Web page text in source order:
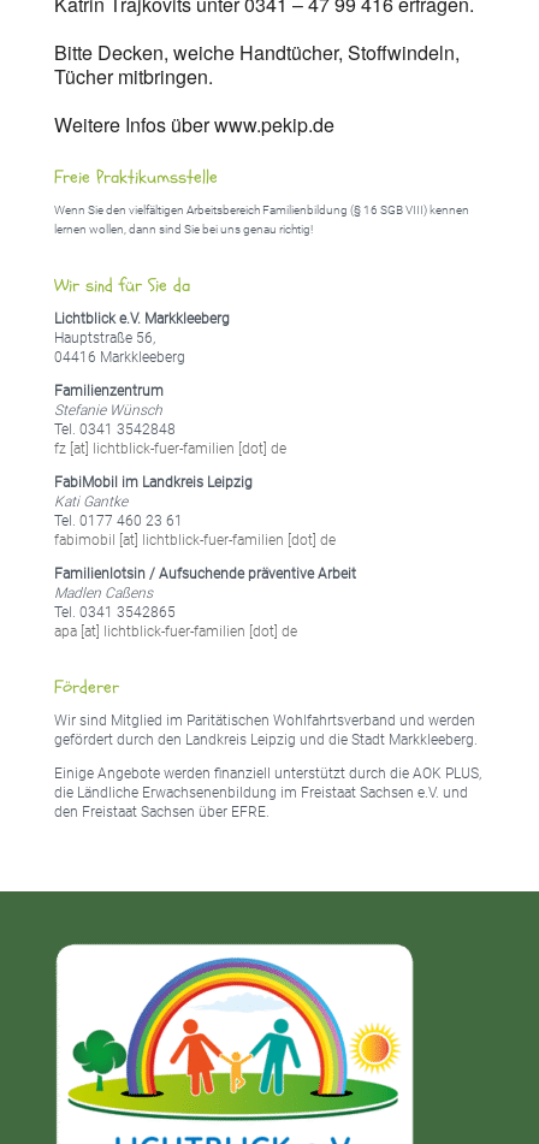
Bitte Decken, weiche Handtücher, Stoffwindeln,
Tücher mitbringen.
Weitere Infos über www.pekip.de
Freie Praktikumsstelle
Wenn Sie den vielfältigen Arbeitsbereich Familienbildung (§ 16 SGB VIII) kennen
lernen wollen, dann sind Sie bei uns genau richtig!
Wir sind für Sie da
Lichtblick e.V. Markkleeberg
Hauptstraße 56,
04416 Markkleeberg
Familienzentrum
Stefanie Wünsch
Tel. 0341 3542848
fz [at] lichtblick-fuer-familien [dot] de
FabiMobil im Landkreis Leipzig
Kati Gantke
Tel. 0177 460 23 61
fabimobil [at] lichtblick-fuer-familien [dot] de
Familienlotsin / Aufsuchende präventive Arbeit
Madlen Caßens
Tel. 0341 3542865
apa [at] lichtblick-fuer-familien [dot] de
Förderer
Wir sind Mitglied im Paritätischen Wohlfahrtsverband und werden
gefördert durch den Landkreis Leipzig und die Stadt Markkleeberg.
Einige Angebote werden finanziell unterstützt durch die AOK PLUS,
die Ländliche Erwachsenenbildung im Freistaat Sachsen e.V. und
den Freistaat Sachsen über EFRE.